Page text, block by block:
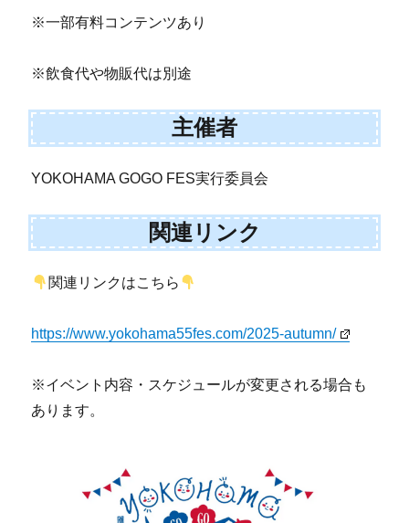
※一部有料コンテンツあり
※飲食代や物販代は別途
主催者
YOKOHAMA GOGO FES実行委員会
関連リンク
関連リンクはこちら
https://www.yokohama55fes.com/2025-autumn/
※イベント内容・スケジュールが変更される場合も
あります。